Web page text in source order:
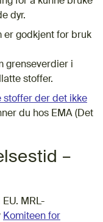
dyr.
er godkjent for bruk
grenseverdier i
stoffer.
stoffer der det ikke
lenke)
du hos EMA (Det
–
MRL-
Komiteen for